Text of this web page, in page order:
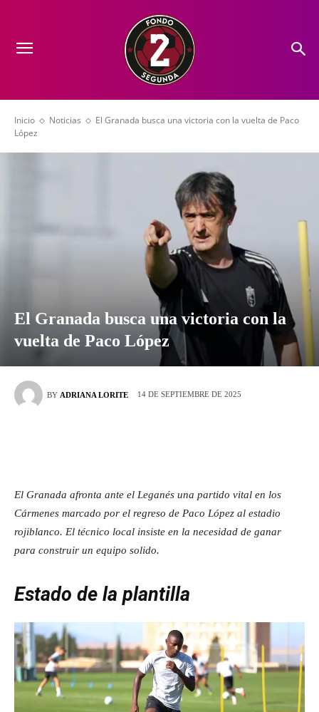
Inicio Noticias
El Granada busca una victoria con la vuelta de Paco
López
El Granada busca una victoria con la
vuelta de Paco López
BY ADRIANA LORITE 14 DE SEPTIEMBRE DE 2025
El Granada afronta ante el Leganés una partido vital en los
Cármenes marcado por el regreso de Paco López al estadio
rojiblanco. El técnico local insiste en la necesidad de ganar
para construir un equipo solido.
Estado de la plantilla